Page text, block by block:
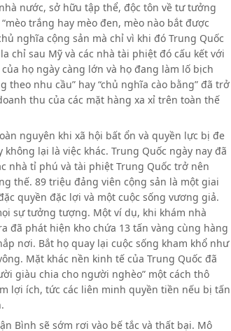
nước, sở hữu tập thể, độc tôn về tư tưởng
trắng hay mèo đen, mèo nào bắt được
nghĩa cộng sản mà chỉ vì khi đó Trung Quốc
chỉ sau Mỹ và các nhà tài phiệt đó cấu kết với
họ ngày càng lớn và họ đang làm lố bịch
nhu cầu” hay “chủ nghĩa cào bằng” đã trở
thu của các mặt hàng xa xỉ trên toàn thế
nguyên khi xã hội bất ổn và quyền lực bị đe
lại là việc khác. Trung Quốc ngày nay đã
nhà tỉ phú và tài phiệt Trung Quốc trở nên
thế. 89 triệu đảng viên cộng sản là một giai
quyền đặc lợi và một cuộc sống vương giả.
sự tưởng tượng. Một ví dụ, khi khám nhà
đã phát hiện kho chứa 13 tấn vàng cùng hàng
nơi. Bắt họ quay lại cuộc sống kham khổ như
Mặt khác nền kinh tế của Trung Quốc đã
giàu chia cho người nghèo” một cách thô
lợi ích, tức các liên minh quyền tiền nếu bị tấn
Bình sẽ sớm rơi vào bế tắc và thất bại. Mô